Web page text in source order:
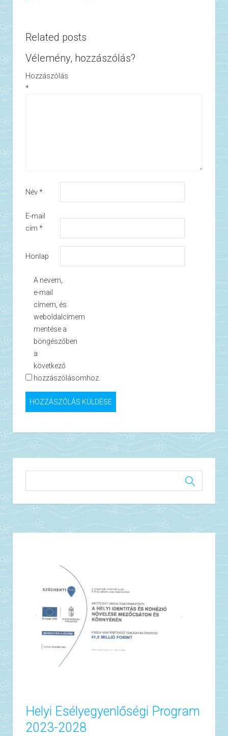
Related posts
Vélemény, hozzászólás?
Hozzászólás
*
Név*
E-mail
cím *
Honlap
A nevem,
e-mail
címem, és
weboldalcímem
mentése a
böngészőben
a
következő
hozzászólásomhoz.
Helyi Esélyegyenlőségi Program
2023-2028